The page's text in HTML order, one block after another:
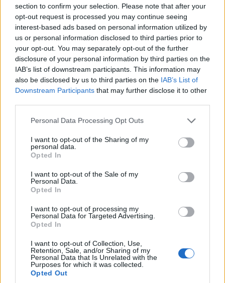
section to confirm your selection. Please note that after your
opt-out request is processed you may continue seeing
interest-based ads based on personal information utilized by
us or personal information disclosed to third parties prior to
your opt-out. You may separately opt-out of the further
disclosure of your personal information by third parties on the
IAB’s list of downstream participants. This information may
also be disclosed by us to third parties on the IAB’s List of
Downstream Participants that may further disclose it to other
Please note that this website/app uses one or more Google
not limited to your visit or usage behaviour. You may click to
grant or deny consent to Google and its third-party tags to
use your data for below specified purposes in below Google
consent section.
Personal Data Processing Opt Outs
I want to opt-out of the Sharing of my
personal data.
Opted In
I want to opt-out of the Sale of my
Personal Data.
Opted In
I want to opt-out of processing my
Personal Data for Targeted Advertising.
Opted In
I want to opt-out of Collection, Use,
Retention, Sale, and/or Sharing of my
Personal Data that Is Unrelated with the
Purposes for which it was collected.
Opted Out
ΠΟΛΙΤΙΚΗ
Μητσοτάκης-Χριστοδουλίδης: Συντονισμός
Αθήνας και Λευκωσίας για το Κυπριακό και τις
εξελίξεις στην Ανατολική Μεσόγειο
25/07/2026 - 3:05μμ
ΠΟΛΙΤΙΚΗ
52η επέτειος Αποκατάστασης της Δημοκρατίας:
Τα πολιτικά «πηγαδάκια» στο Προεδρικό Μέγαρο
και οι εκλογές
24/07/2026 - 11:59μμ